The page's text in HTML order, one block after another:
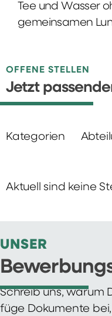
Tee und Wasser
gemeinsamen
OFFENE STELLEN
Jetzt
Kategorien
Aktuell sind keine
UNSER
Schreib uns, warum
füge Dokumente